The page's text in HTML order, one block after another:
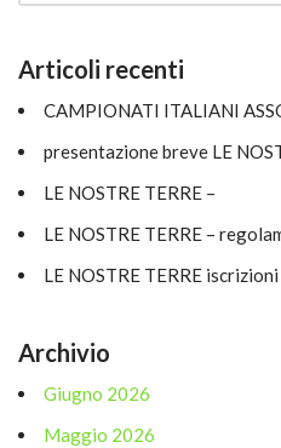
Articoli recenti
CAMPIONATI ITALIANI
presentazione breve LE
LE NOSTRE TERRE –
LE NOSTRE TERRE –
LE NOSTRE TERRE iscrizioni
Archivio
Giugno 2026
Maggio 2026